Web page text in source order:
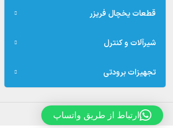
قطعات یخچال فریزر
شیرآلات و کنترل
تجهیزات برودتی
ارتباط از طریق واتساپ